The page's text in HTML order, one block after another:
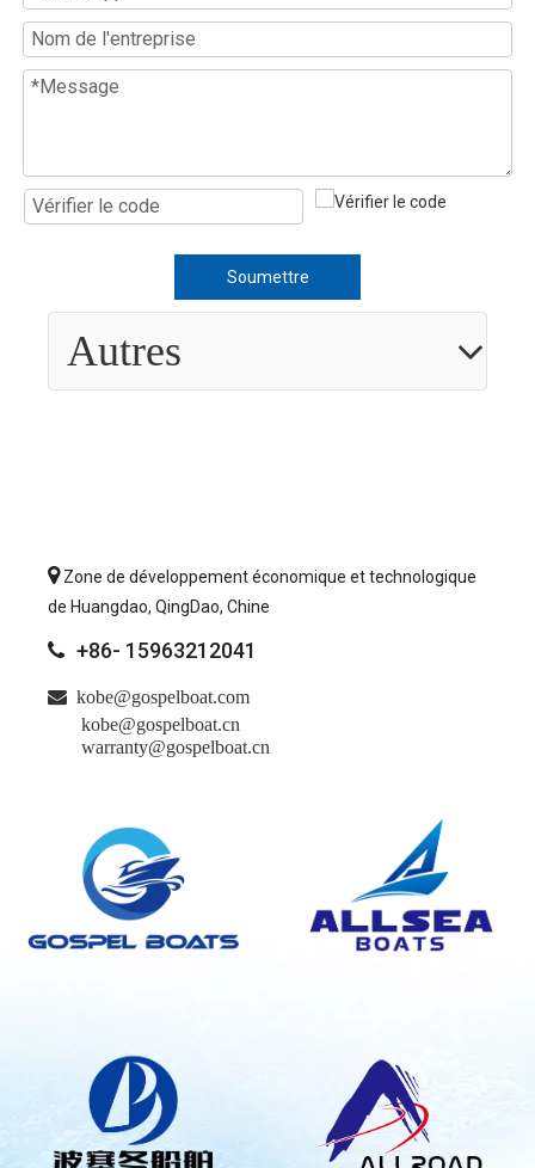
Soumettre
Autres
Zone de développement économique et technologique
de Huangdao, QingDao, Chine
 +86- 15963212041
 kobe@gospelboat.com
kobe@gospelboat.cn
warranty@gospelboat.cn